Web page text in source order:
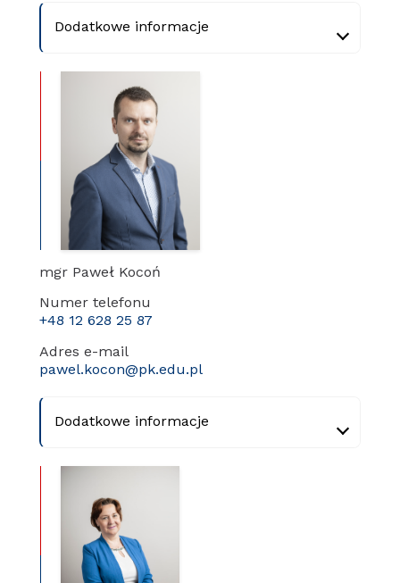
Dodatkowe informacje
mgr Paweł Kocoń
Numer telefonu
+48 12 628 25 87
Adres e-mail
pawel.kocon@pk.edu.pl
Dodatkowe informacje